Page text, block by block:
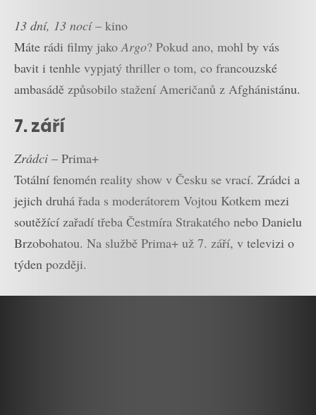
13 dní, 13 nocí– kino
Máte rádi filmy jako Argo? Pokud ano, mohl by vás
bavit i tenhle vypjatý thriller o tom, co francouzské
ambasádě způsobilo stažení Američanů z Afghánistánu.
7. září
Zrádci – Prima+
Totální fenomén reality show v Česku se vrací. Zrádci a
jejich druhá řada s moderátorem Vojtou Kotkem mezi
soutěžící zařadí třeba Čestmíra Strakatého nebo Danielu
Brzobohatou. Na službě Prima+ už 7. září, v televizi o
týden později.